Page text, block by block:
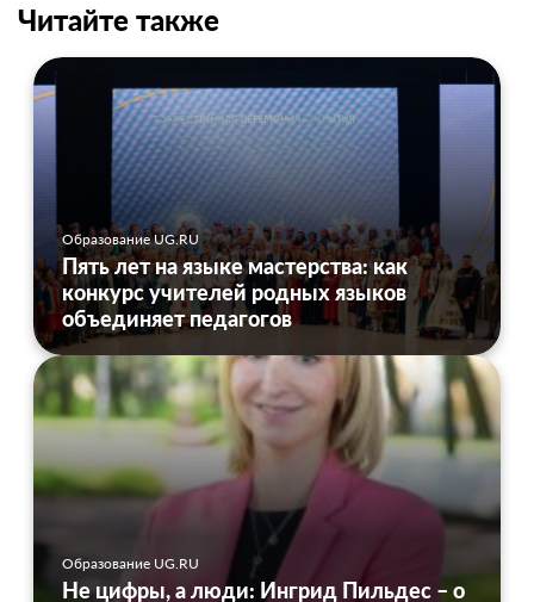
Читайте также
Образование UG.RU
Пять лет на языке мастерства: как
конкурс учителей родных языков
объединяет педагогов
Образование UG.RU
Не цифры, а люди: Ингрид Пильдес – о